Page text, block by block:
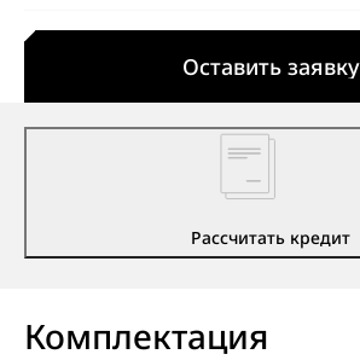
Оставить заявку
Рассчитать кредит
Комплектация